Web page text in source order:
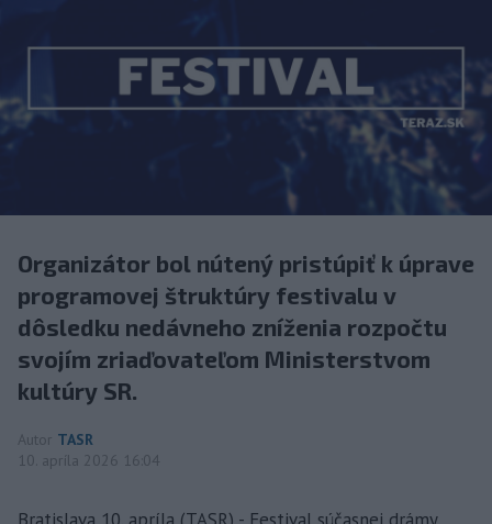
Organizátor bol nútený pristúpiť k úprave
programovej štruktúry festivalu v
dôsledku nedávneho zníženia rozpočtu
svojím zriaďovateľom Ministerstvom
kultúry SR.
Autor TASR
10. apríla 2026 16:04